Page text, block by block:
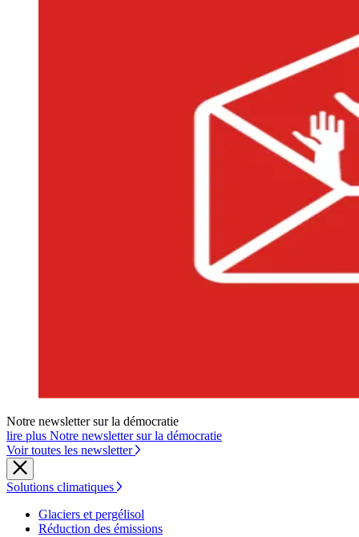
Notre newsletter sur la démocratie
lire plus Notre newsletter sur la démocratie
Voir toutes les newsletter
Solutions climatiques
Glaciers et pergélisol
Réduction des émissions